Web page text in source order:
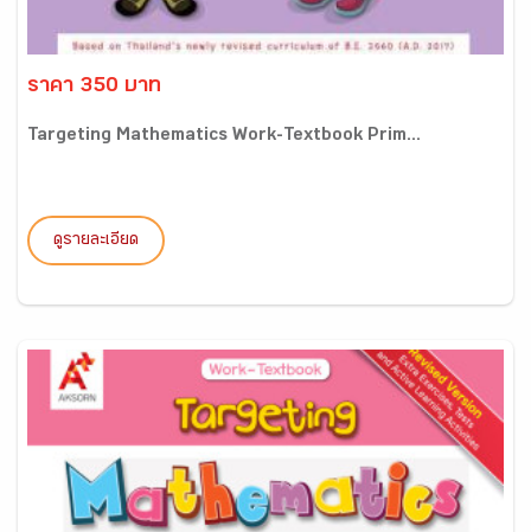
ราคา 350 บาท
Targeting Mathematics Work-Textbook Prim...
ดูรายละเอียด